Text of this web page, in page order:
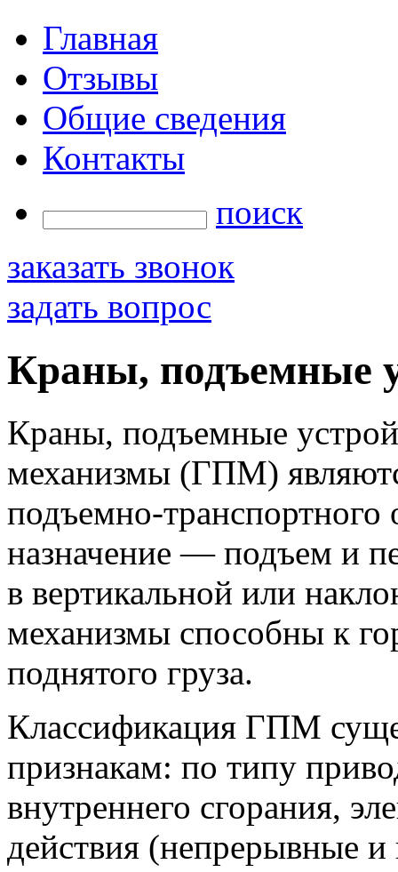
Главная
Отзывы
Общие сведения
Контакты
поиск
заказать звонок
задать вопрос
Краны, подъемные
Краны, подъемные
механизмы (ГПМ)
подъемно-транспортного
назначение — подъем и
в вертикальной или
механизмы способны к
поднятого груза.
Классификация ГПМ
признакам: по типу
внутреннего сгорания,
действия (непрерывные